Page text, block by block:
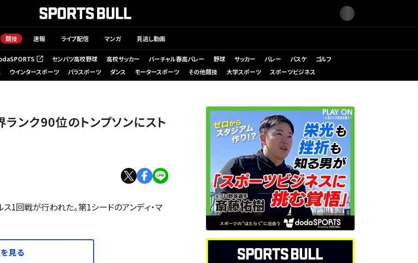
競技 速報 ライブ配信 マンガ 見逃し動画
しいタブで開く） センバツ高校野球 高校サッカー バーチャル春高バレー 野球 サッカー バレー バスケ
ゴルフ
ウインタースポーツ パラスポーツ ダンス モータースポーツ その他競技 大学スポーツ スポーツビジネス
ンク90位のトンプソンにスト
1回戦が行われた。第1シードのアンディ・マ
見る